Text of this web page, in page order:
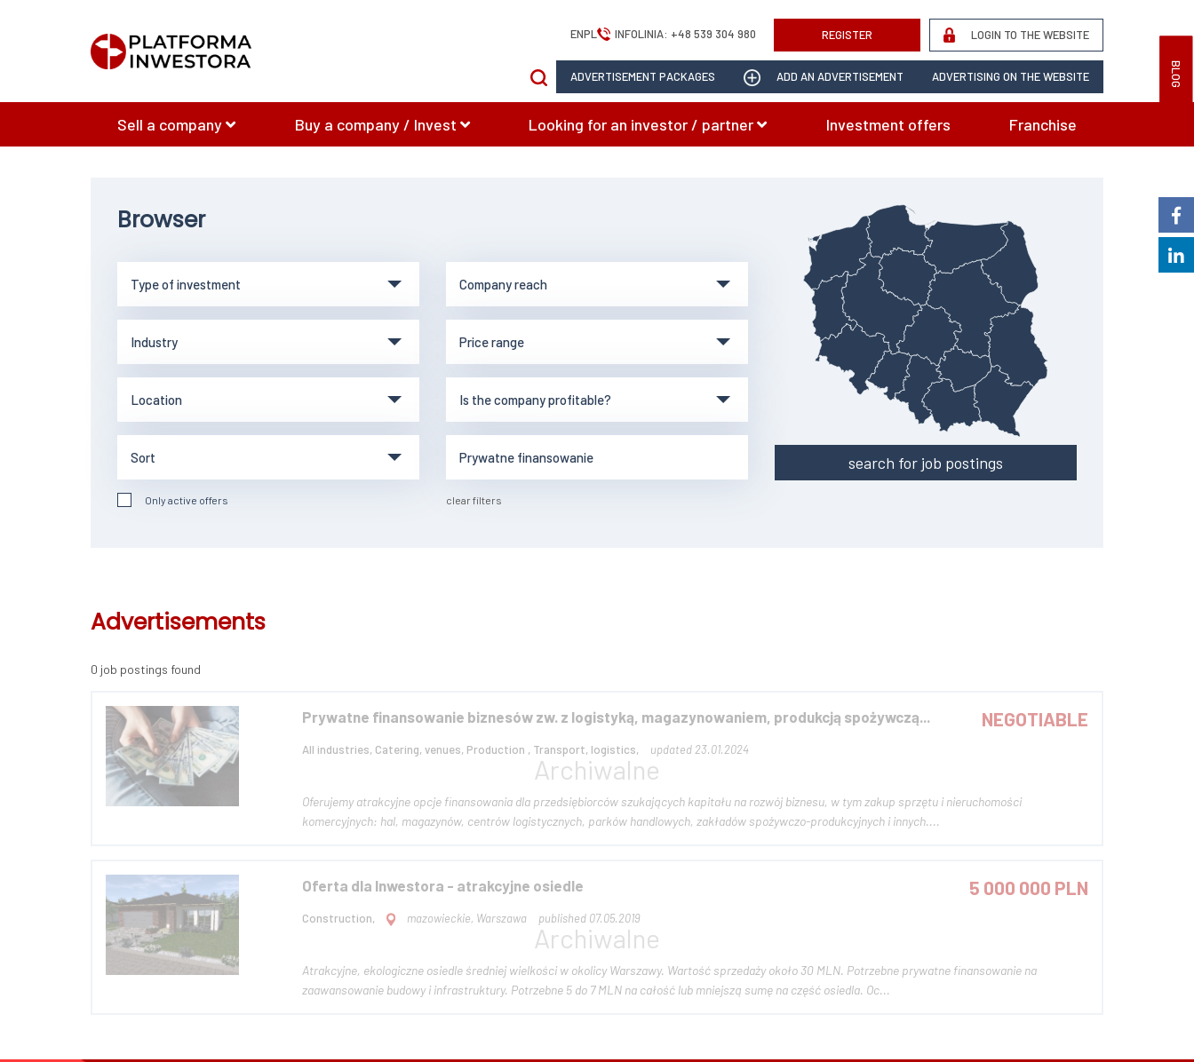
BLOG
ENPL INFOLINIA: +48 539 304 980 REGISTER LOGIN TO THE WEBSITE
ADVERTISEMENT PACKAGES ADD AN ADVERTISEMENT ADVERTISING ON THE WEBSITE
Sell a company Buy a company / Invest Looking for an investor / partner Investment offers Franchise
Browser
Only active offers clear filters
search for job postings
Advertisements
0 job postings found
NEGOTIABLE
Prywatne finansowanie biznesów zw. z logistyką, magazynowaniem, produkcją spożywczą...
All industries, Catering, venues, Production , Transport, logistics, updated 23.01.2024
Oferujemy atrakcyjne opcje finansowania dla przedsiębiorców szukających kapitału na rozwój biznesu, w tym zakup sprzętu i nieruchomości
komercyjnych: hal, magazynów, centrów logistycznych, parków handlowych, zakładów spożywczo-produkcyjnych i innych....
5 000 000 PLN
Oferta dla Inwestora - atrakcyjne osiedle
Construction, mazowieckie, Warszawa published 07.05.2019
Atrakcyjne, ekologiczne osiedle średniej wielkości w okolicy Warszawy. Wartość sprzedaży około 30 MLN. Potrzebne prywatne finansowanie na
zaawansowanie budowy i infrastruktury. Potrzebne 5 do 7 MLN na całość lub mniejszą sumę na część osiedla. Oc...